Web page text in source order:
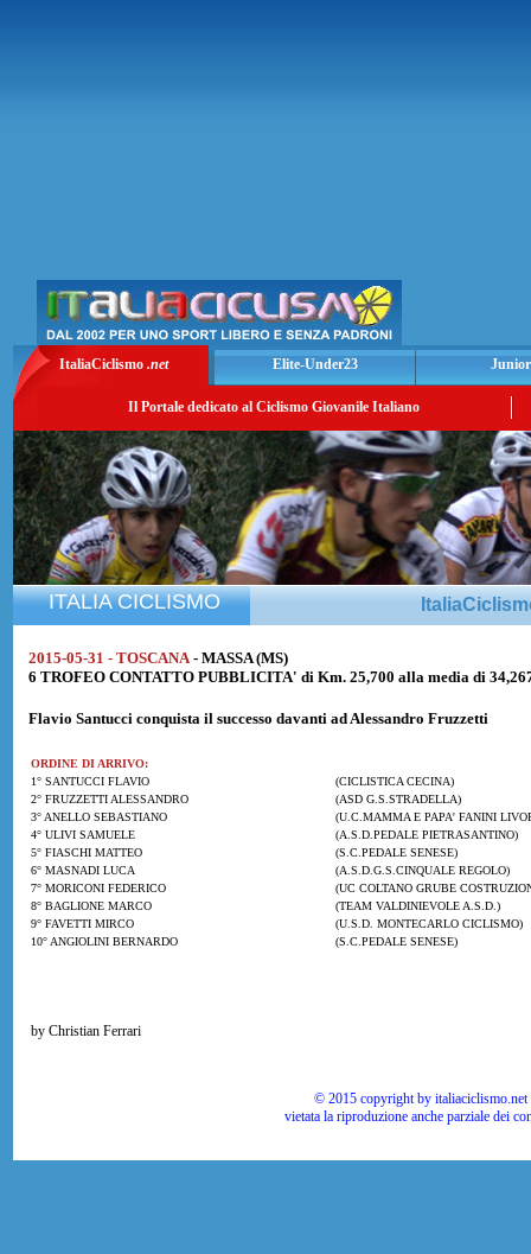
ItaliaCiclismo .net Elite-Under23
Il Portale dedicato al Ciclismo Giovanile Italiano
ITALIA CICLISMO
2015-05-31 - TOSCANA - MASSA (MS)
6 TROFEO CONTATTO PUBBLICITA' di Km. 25,700 alla media di
Flavio Santucci conquista il successo davanti adAlessandro Fruzzetti
ORDINE DI ARRIVO:
1° SANTUCCI FLAVIO
(CICLISTICA CECINA)
2° FRUZZETTI ALESSANDRO
(ASD G.S.STRADELLA)
3° ANELLO SEBASTIANO
(U.C.MAMMA E PAPA' FANINI
4° ULIVI SAMUELE
(A.S.D.PEDALE PIETRASANTINO)
5° FIASCHI MATTEO
(S.C.PEDALE SENESE)
6° MASNADI LUCA
(A.S.D.G.S.CINQUALE REGOLO)
7° MORICONI FEDERICO
(UC COLTANO GRUBE
8° BAGLIONE MARCO
(TEAM VALDINIEVOLE A.S.D.)
9° FAVETTI MIRCO
(U.S.D. MONTECARLO CICLISMO)
10° ANGIOLINI BERNARDO
(S.C.PEDALE SENESE)
by Christian Ferrari
© 2015 copyright by
vietata la riproduzione anche parziale dei